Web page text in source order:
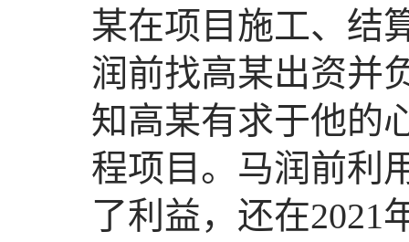
某在项目施工、结
润前找高某出资并
知高某有求于他的
程项目。马润前利
了利益，还在2021